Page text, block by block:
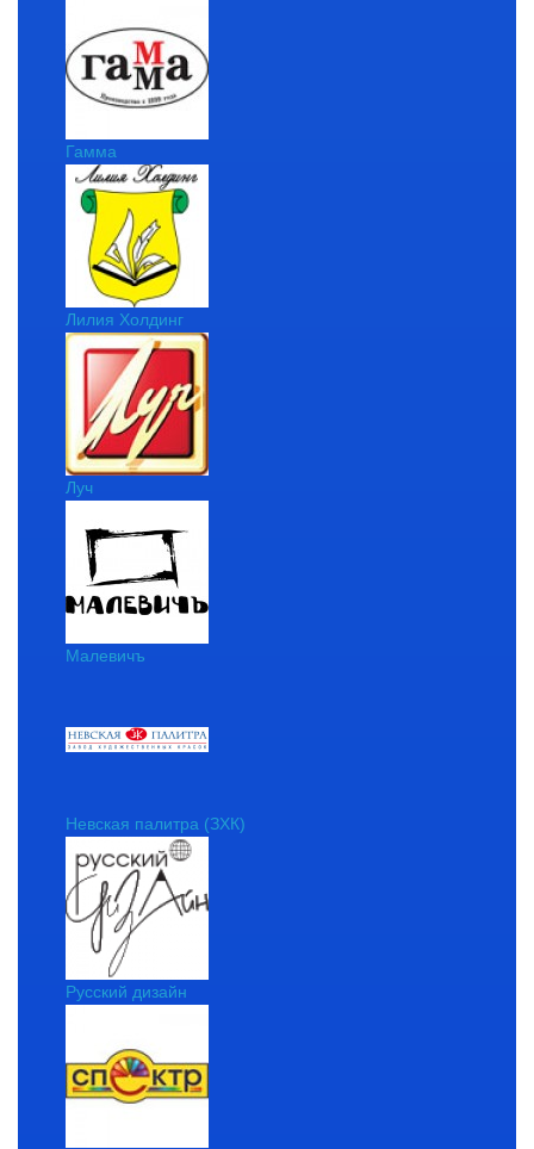
Гамма
Лилия Холдинг
Луч
Малевичъ
Невская палитра (ЗХК)
Русский дизайн